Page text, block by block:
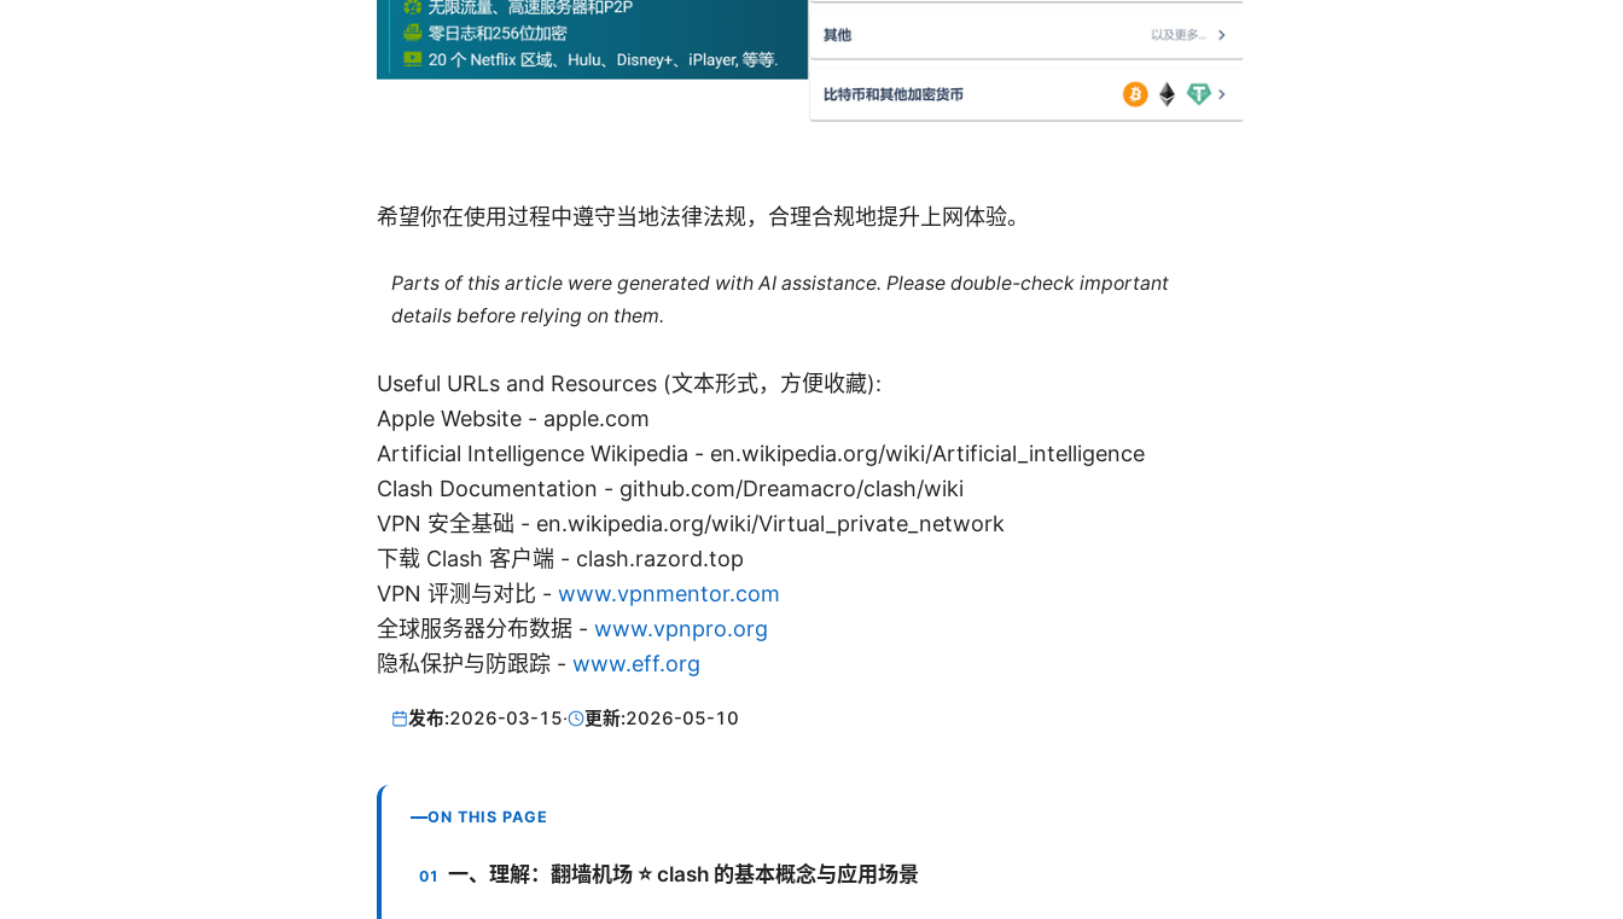
希望你在使用过程中遵守当地法律法规，合理合规地提升上网体验。
Parts of this article were generated with AI assistance. Please double-check important
details before relying on them.
Useful URLs and Resources (文本形式，方便收藏):
Apple Website - apple.com
Artificial Intelligence Wikipedia - en.wikipedia.org/wiki/Artificial_intelligence
Clash Documentation - github.com/Dreamacro/clash/wiki
VPN 安全基础 - en.wikipedia.org/wiki/Virtual_private_network
下载 Clash 客户端 - clash.razord.top
VPN 评测与对比 - www.vpnmentor.com
全球服务器分布数据 - www.vpnpro.org
隐私保护与防跟踪 - www.eff.org
发布:2026-03-15· 更新:2026-05-10
ON THIS PAGE
一、理解：翻墙机场 ⭐ clash 的基本概念与应用场景